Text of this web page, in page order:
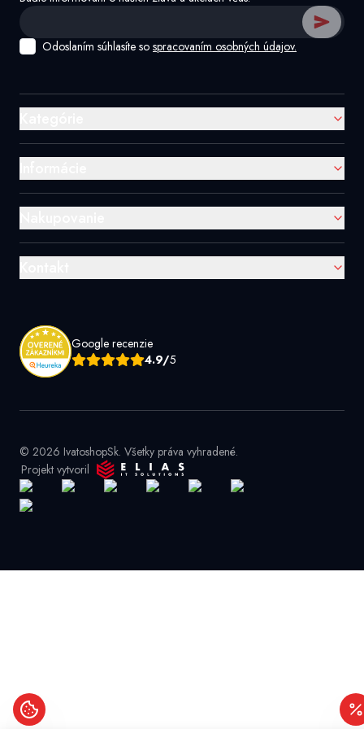
Odoslaním súhlasíte so spracovaním osobných údajov.
Google recenzie
4.9/5
© 2026 IvatoshopSk. Všetky práva vyhradené.
Projekt vytvoril